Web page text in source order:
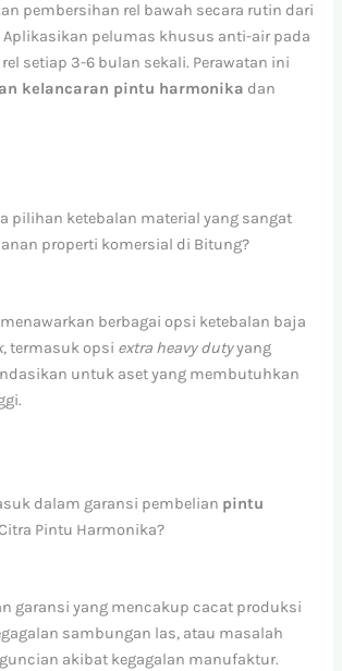
pembersihan rel bawah secara rutin dari
Aplikasikan pelumas khusus anti-air pada
setiap 3-6 bulan sekali. Perawatan ini
kelancaran pintu harmonika dan
pilihan ketebalan material yang sangat
properti komersial di Bitung?
berbagai opsi ketebalan baja
, termasuk opsi extra heavy dutyyang
untuk aset yang membutuhkan
dalam garansi pembelian pintu
Pintu Harmonika?
garansi yang mencakup cacat produksi
sambungan las, atau masalah
akibat kegagalan manufaktur.